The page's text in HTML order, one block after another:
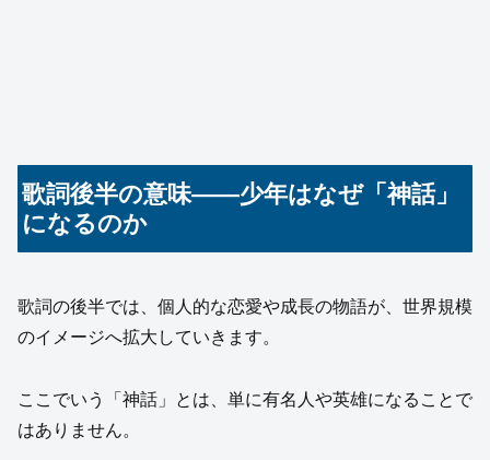
歌詞後半の意味――少年はなぜ「神話」
になるのか
歌詞の後半では、個人的な恋愛や成長の物語が、世界規模
のイメージへ拡大していきます。
ここでいう「神話」とは、単に有名人や英雄になることで
はありません。